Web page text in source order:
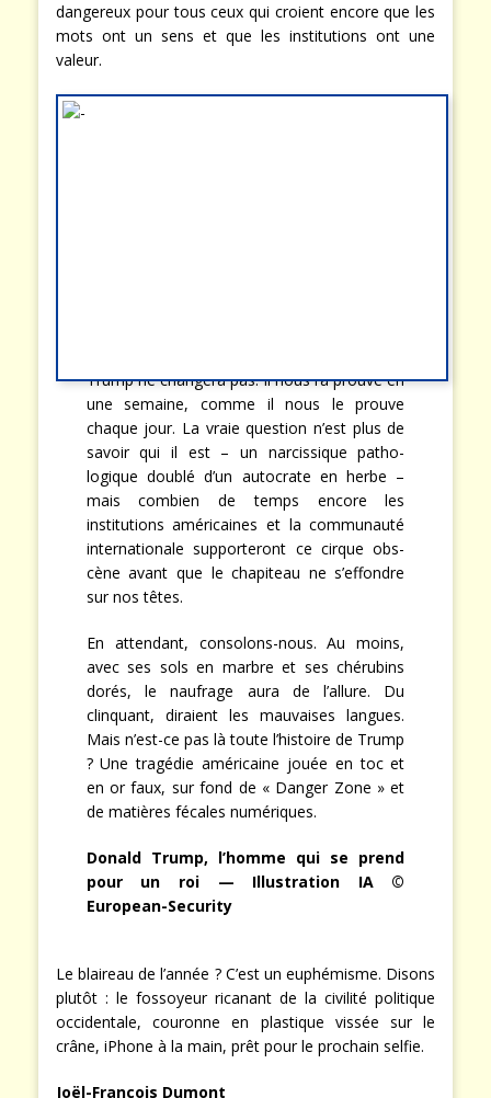
dangereux pour tous ceux qui croient encore que les
mots ont un sens et que les institutions ont une
valeur.
Trump ne changera pas. Il nous l’a prouvé en
une semaine, comme il nous le prouve
chaque jour. La vraie question n’est plus de
savoir qui il est – un narcissique patho-
logique doublé d’un autocrate en herbe –
mais combien de temps encore les
institutions américaines et la communauté
internationale supporteront ce cirque obs-
cène avant que le chapiteau ne s’effondre
sur nos têtes.
En attendant, consolons-nous. Au moins,
avec ses sols en marbre et ses chérubins
dorés, le naufrage aura de l’allure. Du
clinquant, diraient les mauvaises langues.
Mais n’est-ce pas là toute l’histoire de Trump
? Une tragédie américaine jouée en toc et
en or faux, sur fond de « Danger Zone » et
de matières fécales numériques.
Donald Trump, l’homme qui se prend
pour un roi — Illustration IA ©
European-Security
Le blaireau de l’année ? C’est un euphémisme. Disons
plutôt : le fossoyeur ricanant de la civilité politique
occidentale, couronne en plastique vissée sur le
crâne, iPhone à la main, prêt pour le prochain selfie.
Joël-François Dumont